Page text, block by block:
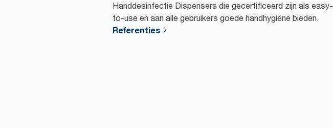
Handdesinfectie Dispensers die gecertificeerd zijn als easy-
to-use en aan alle gebruikers goede handhygiëne bieden.
Referenties